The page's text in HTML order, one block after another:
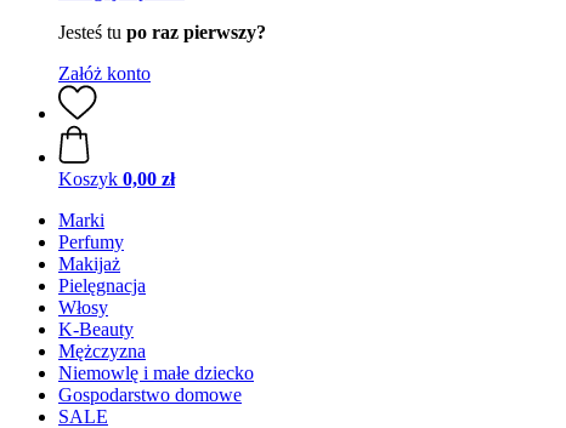
Jesteś tu po raz pierwszy?
Załóż konto
Koszyk 0,00 zł
Marki
Perfumy
Makijaż
Pielęgnacja
Włosy
K-Beauty
Mężczyzna
Niemowlę i małe dziecko
Gospodarstwo domowe
SALE